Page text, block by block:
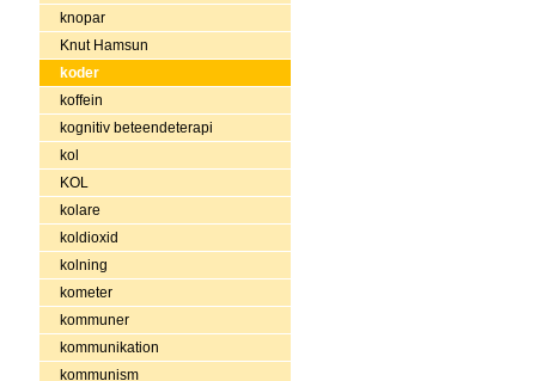
knopar
Knut Hamsun
koder
koffein
kognitiv beteendeterapi
kol
KOL
kolare
koldioxid
kolning
kometer
kommuner
kommunikation
kommunism